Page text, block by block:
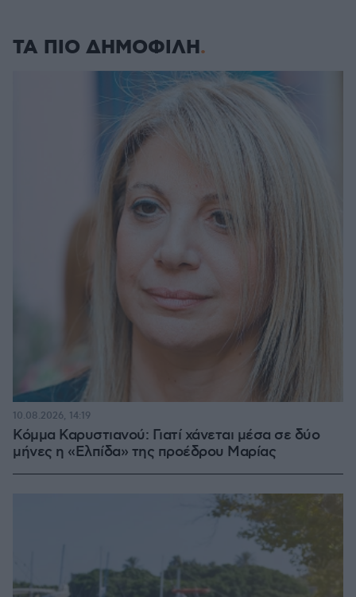
ΤΑ ΠΙΟ ΔΗΜΟΦΙΛΗ
Κόμμα Καρυστιανού: Γιατί χάνεται μέσα σε δύο
μήνες η «Ελπίδα» της προέδρου Μαρίας
10.08.2026, 14:19